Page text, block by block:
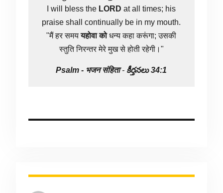
I will bless the LORD at all times; his
praise shall continually be in my mouth.
"मैं हर समययहोवा कोधन्य कहा करूंगा; उसकी
स्तुति निरन्तर मेरे मुख से होती रहेगी।"
Psalm - भजन संहिता- కీర్తనలు 34:1